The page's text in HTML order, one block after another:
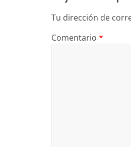
Tu dirección de
Comentario *